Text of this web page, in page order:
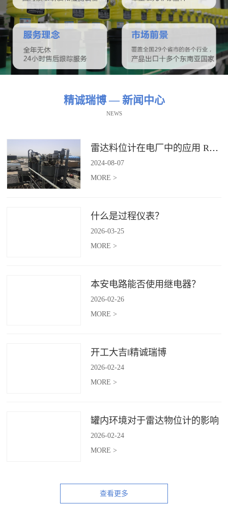
精诚瑞博 — 新闻中心
NEWS
雷达料位计在电厂中的应用 RBRDZB-71-6-C
2024-08-07
MORE >
什么是过程仪表？
2026-03-25
MORE >
本安电路能否使用继电器？
2026-02-26
MORE >
开工大吉‖精诚瑞博
2026-02-24
MORE >
罐内环境对于雷达物位计的影响
2026-02-24
MORE >
查看更多